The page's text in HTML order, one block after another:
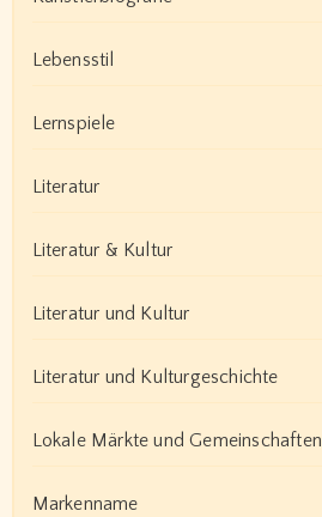
Lebensstil
Lernspiele
Literatur
Literatur & Kultur
Literatur und Kultur
Literatur und Kulturgeschichte
Lokale Märkte und Gemeinschaften
Markenname